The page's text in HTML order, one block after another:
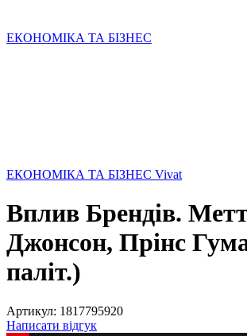
ЕКОНОМІКА ТА БІЗНЕС
ЕКОНОМІКА ТА БІЗНЕС Vivat
Вплив Брендів.
Джонсон, Прінс
паліт.)
Артикул: 1817795920
Написати відгук